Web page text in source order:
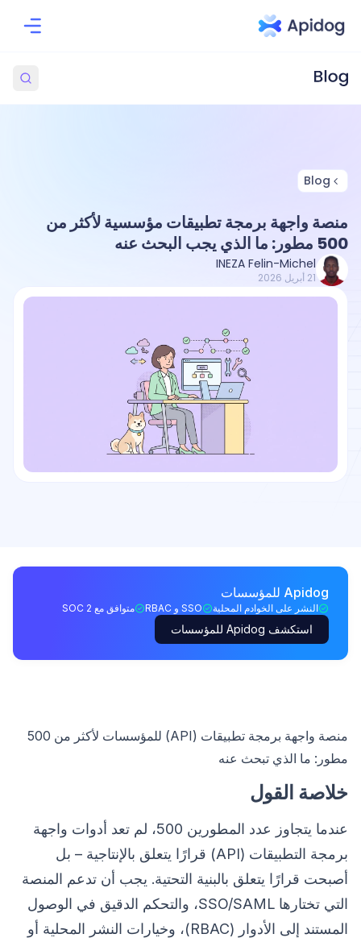
Blog
منصة واجهة برمجة تطبيقات مؤسسية لأكثر من
500 مطور: ما الذي يجب البحث عنه
INEZA Felin-Michel
21 أبريل 2026
Apidog للمؤسسات
النشر على الخوادم المحلية SSO و RBAC متوافق مع SOC 2
استكشف Apidog للمؤسسات
منصة واجهة برمجة تطبيقات (API) للمؤسسات لأكثر من 500
مطور: ما الذي تبحث عنه
خلاصة القول
عندما يتجاوز عدد المطورين 500، لم تعد أدوات واجهة
برمجة التطبيقات (API) قرارًا يتعلق بالإنتاجية – بل
أصبحت قرارًا يتعلق بالبنية التحتية. يجب أن تدعم المنصة
التي تختارها SSO/SAML، والتحكم الدقيق في الوصول
المستند إلى الأدوار (RBAC)، وخيارات النشر المحلية أو